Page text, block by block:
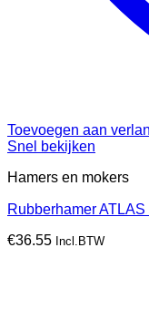
Toevoegen aan
Snel bekijken
Hamers en mokers
Rubberhamer
€36.55 Incl.BTW